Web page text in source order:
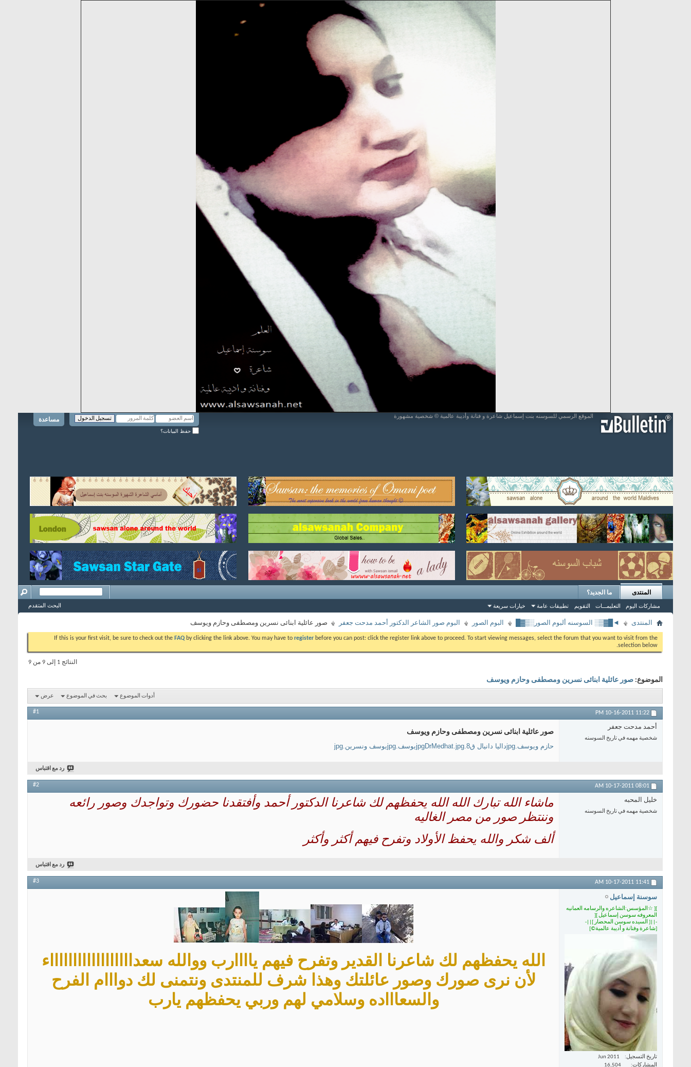
مساعدة
حفظ البيانات؟
الموقع الرسمي للسوسنه بنت إسماعيل شاعرة و فنانة وأديبة عالمية © شخصية مشهورة
المنتدى
مشاركات اليوم التعليمـــات التقويم تطبيقات عامة خيارات سريعة
ما الجديد؟
البحث المتقدم
المنتدى ◄█▓▒░ السوسنه ألبوم الصور░▒▓█ البوم الصور البوم صور الشاعر الدكتور أحمد مدحت جعفر صور عائلية ابنائى نسرين ومصطفى وحازم ويوسف
If this is your first visit, be sure to check out the FAQ by clicking the link above. You may have to register before you can post: click the register link above to proceed. To start viewing messages, select the forum that you want to visit from the
selection below.
النتائج 1 إلى 9 من 9
الموضوع: صور عائلية ابنائى نسرين ومصطفى وحازم ويوسف
أدوات الموضوع بحث في الموضوع عرض
10-16-2011 11:22 PM
#1
أحمد مدحت جعفر
شخصية مهمه في تاريخ السوسنه
صور عائلية ابنائى نسرين ومصطفى وحازم ويوسف
حازم ويوسف.jpg
داليا دانيال ق8.jpg DrMedhat.jpg يوسف.jpg يوسف ونسرين.jpg
رد مع اقتباس
10-17-2011 08:01 AM
#2
خليل المحبه
شخصية مهمه في تاريخ السوسنه
ماشاء الله تبارك الله الله يحفظهم لك شاعرنا الدكتور أحمد وأفتقدنا حضورك وتواجدك وصور رائعه
وننتظر صور من مصر الغاليه
ألف شكر والله يحفظ الأولاد وتفرح فيهم أكثر وأكثر
رد مع اقتباس
10-17-2011 11:41 AM
#3
سوسنة إسماعيل
][ ☆المؤسس:الشاعره والرسامه العمانيه
المعروفه سوسن إسماعيل ][
-||[ السيده سوسن المحضار ]||-
[شاعرة وفنانة و أديبة عالمية©]
تاريخ التسجيل
Jun 2011
المشاركات
16,504
الله يحفظهم لك شاعرنا القدير وتفرح فيهم ياااارب ووالله سعدااااااااااااااااااء
لأن نرى صورك وصور عائلتك وهذا شرف للمنتدى ونتمنى لك دوااام الفرح
والسعاااده وسلامي لهم وربي يحفظهم يارب